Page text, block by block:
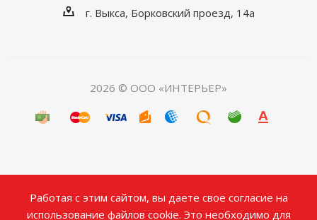
г. Выкса, Борковский проезд, 14а
2026 © ООО «ИНТЕРЬЕР»
Работая с этим сайтом, вы даете свое согласие на
использование файлов cookie. Это необходимо для